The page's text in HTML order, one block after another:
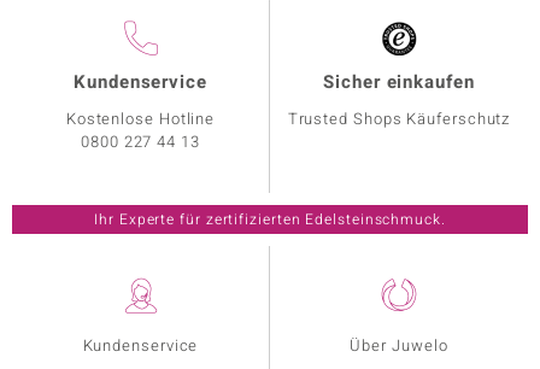
Kundenservice
Über Juwelo
Kundenservice
Kostenlose Hotline
0800 227 44 13
Sicher einkaufen
Trusted Shops Käuferschutz
Ihr Experte für zertifizierten Edelsteinschmuck.